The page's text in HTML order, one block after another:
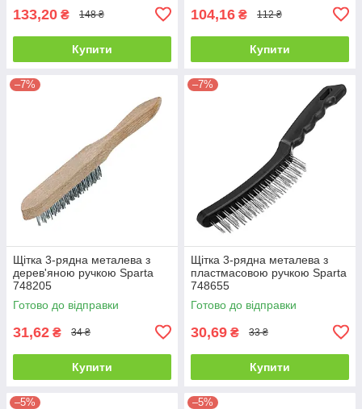
133,20 ₴ 148 ₴
Купити
104,16 ₴ 112 ₴
Купити
–7%
Щітка 3-рядна металева з
дерев'яною ручкою Sparta
748205
Готово до відправки
31,62 ₴ 34 ₴
Купити
–7%
Щітка 3-рядна металева з
пластмасовою ручкою Sparta
748655
Готово до відправки
30,69 ₴ 33 ₴
Купити
–5% –5%